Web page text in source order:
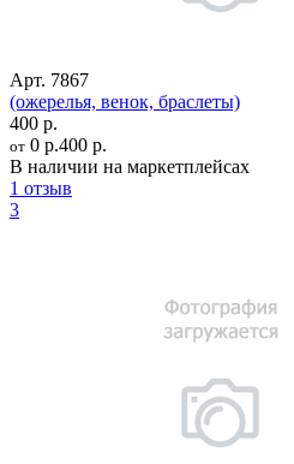
Арт. 7867
(ожерелья, венок, браслеты)
400 р.
от 0 р.400 р.
В наличии на маркетплейсах
1 отзыв
3